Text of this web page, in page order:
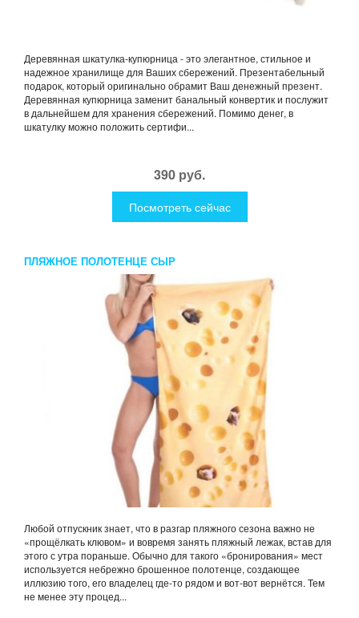
Деревянная шкатулка-купюрница - это элегантное, стильное и
надежное хранилище для Ваших сбережений. Презентабельный
подарок, который оригинально обрамит Ваш денежный презент.
Деревянная купюрница заменит банальный конвертик и послужит
в дальнейшем для хранения сбережений. Помимо денег, в
шкатулку можно положить сертифи...
390 руб.
Посмотреть сейчас
ПЛЯЖНОЕ ПОЛОТЕНЦЕ СЫР
Любой отпускник знает, что в разгар пляжного сезона важно не
«прощёлкать клювом» и вовремя занять пляжный лежак, встав для
этого с утра пораньше. Обычно для такого «бронирования» мест
используется небрежно брошенное полотенце, создающее
иллюзию того, его владелец где-то рядом и вот-вот вернётся. Тем
не менее эту процед...